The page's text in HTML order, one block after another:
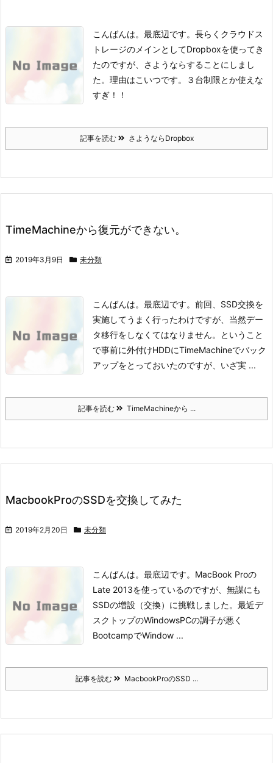
こんばんは。 最底辺です。 長らくクラウドス
トレージのメインとしてDropboxを使ってき
たのですが、さようならすることにしまし
た。理由はこいつです。
３台制限とか使えな
すぎ！！
記事を読む さようならDropbox
TimeMachineから復元ができない。
2019年3月9日 未分類
こんばんは。 最底辺です。 前回、SSD交換を
実施してうまく行ったわけですが、当然デー
タ移行をしなくてはなりません。ということ
で事前に外付けHDDにTimeMachineでバック
アップをとっておいたのですが、いざ実 ...
記事を読む TimeMachineから ...
MacbookProのSSDを交換してみた
2019年2月20日 未分類
こんばんは。 最底辺です。 MacBook Proの
Late 2013を使っているのですが、無謀にも
SSDの増設（交換）に挑戦しました。最近デ
スクトップのWindowsPCの調子が悪く
BootcampでWindow ...
記事を読む MacbookProのSSD ...